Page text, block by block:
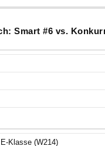
Smart #6 vs.
Klasse (W214)